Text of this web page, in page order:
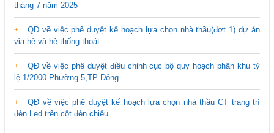
tháng 7 năm 2025
QĐ về việc phê duyệt kế hoạch lựa chọn nhà thầu(đợt 1) dự án
vỉa hè và hệ thống thoát...
QĐ về việc phê duyệt điều chỉnh cục bộ quy hoạch phân khu tỷ
lệ 1/2000 Phường 5,TP Đông...
QĐ về việc phê duyệt kế hoạch lựa chọn nhà thầu CT trang trí
đèn Led trên cột đèn chiếu...